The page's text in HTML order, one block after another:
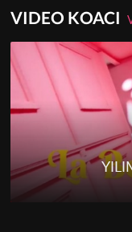
VIDEO KOACI